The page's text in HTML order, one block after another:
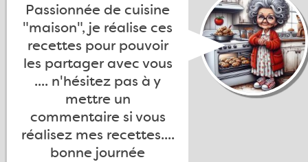
Passionnée de cuisine
"maison", je réalise ces
recettes pour pouvoir
les partager avec vous
.... n'hésitez pas à y
mettre un
commentaire si vous
réalisez mes recettes....
bonne journée